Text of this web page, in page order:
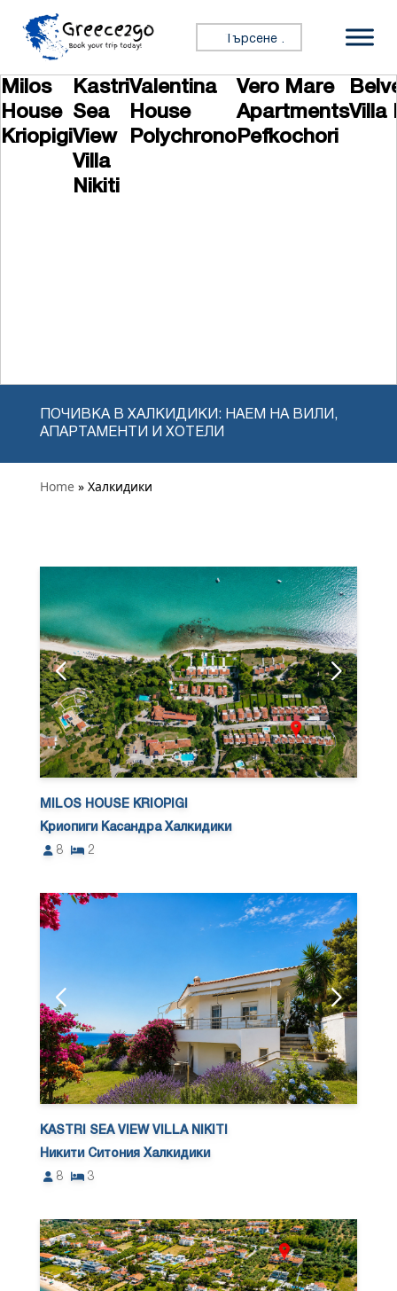
Премини към съдържанието
Търсене за:
Milos
House
Kriopigi
Kastri
Sea
View
Villa
Nikiti
Valentina
House
Polychrono
Vero Mare
Apartments
Pefkochori
Villa
ПОЧИВКА В ХАЛКИДИКИ: НАЕМ НА ВИЛИ,
АПАРТАМЕНТИ И ХОТЕЛИ
Home » Халкидики
MILOS HOUSE KRIOPIGI
Криопиги Касандра Халкидики
8
2
KASTRI SEA VIEW VILLA NIKITI
Никити Ситония Халкидики
8
3